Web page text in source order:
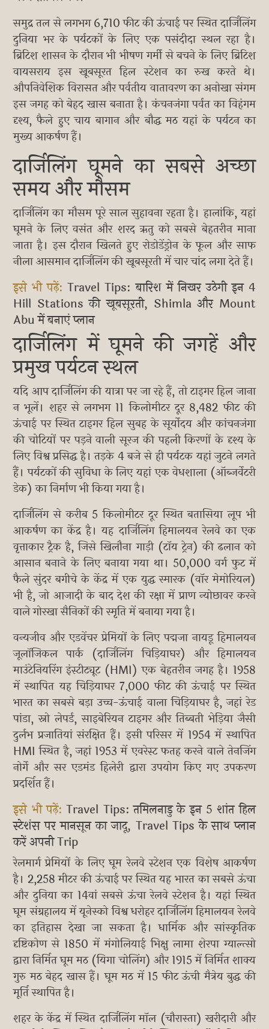
समुद्र तल से लगभग 6,710 फीट की ऊंचाई पर स्थित दार्जिलिंग
दुनिया भर के पर्यटकों के लिए एक पसंदीदा स्थल रहा है।
ब्रिटिश शासन के दौरान भी भीषण गर्मी से बचने के लिए ब्रिटिश
वायसराय इस खूबसूरत हिल स्टेशन का रुख करते थे।
औपनिवेशिक विरासत और पर्वतीय वातावरण का अनोखा संगम
इस जगह को बेहद खास बनाता है। कंचनजंगा पर्वत का विहंगम
दृश्य, फैले हुए चाय बागान और बौद्ध मठ यहां के पर्यटन का
मुख्य आकर्षण हैं।
दार्जिलिंग घूमने का सबसे अच्छा
समय और मौसम
दार्जिलिंग का मौसम पूरे साल सुहावना रहता है। हालांकि, यहां
घूमने के लिए वसंत और शरद ऋतु को सबसे बेहतरीन माना
जाता है। इस दौरान खिलते हुए रोडोडेंड्रोन के फूल और साफ
नीला आसमान दार्जिलिंग की खूबसूरती में चार चांद लगा देते हैं।
इसे भी पढ़ें:Travel Tips: बारिश में निखर उठेगी इन 4
Hill Stations की खूबसूरती, Shimla और Mount
Abu में बनाएं प्लान
दार्जिलिंग में घूमने की जगहें और
प्रमुख पर्यटन स्थल
यदि आप दार्जिलिंग की यात्रा पर जा रहे हैं, तो टाइगर हिल जाना
न भूलें। शहर से लगभग 11 किलोमीटर दूर 8,482 फीट की
ऊंचाई पर स्थित टाइगर हिल सुबह के सूर्योदय और कांचनजंगा
की चोटियों पर पड़ने वाली सूरज की पहली किरणों के दृश्य के
लिए विश्व प्रसिद्ध है। तड़के 4 बजे से ही पर्यटक यहां जुटने लगते
हैं। पर्यटकों की सुविधा के लिए यहां एक वेधशाला (ऑब्जर्वेटरी
डेक) का निर्माण भी किया गया है।
दार्जिलिंग से करीब 5 किलोमीटर दूर स्थित बतासिया लूप भी
आकर्षण का केंद्र है। यह दार्जिलिंग हिमालयन रेलवे का एक
वृत्ताकार ट्रैक है, जिसे खिलौना गाड़ी (टॉय ट्रेन) की ढलान को
आसान बनाने के लिए बनाया गया था। 50,000 वर्ग फुट में
फैले सुंदर बगीचे के केंद्र में एक युद्ध स्मारक (वॉर मेमोरियल)
भी है, जो आजादी के बाद देश की रक्षा में प्राण न्योछावर करने
वाले गोरखा सैनिकों की स्मृति में बनाया गया है।
वन्यजीव और एडवेंचर प्रेमियों के लिए पद्मजा नायडू हिमालयन
जूलॉजिकल पार्क (दार्जिलिंग चिड़ियाघर) और हिमालयन
माउंटेनियरिंग इंस्टीट्यूट (HMI) एक बेहतरीन जगह है। 1958
में स्थापित यह चिड़ियाघर 7,000 फीट की ऊंचाई पर स्थित
भारत का सबसे बड़ा उच्च-ऊंचाई वाला चिड़ियाघर है, जहां रेड
पांडा, स्नो लेपर्ड, साइबेरियन टाइगर और तिब्बती भेड़िया जैसी
दुर्लभ प्रजातियां संरक्षित हैं। इसी परिसर में 1954 में स्थापित
HMI स्थित है, जहां 1953 में एवरेस्ट फतह करने वाले तेनजिंग
नोर्गे और सर एडमंड हिलेरी द्वारा उपयोग किए गए उपकरण
प्रदर्शित हैं।
इसे भी पढ़ें:Travel Tips: तमिलनाडु के इन 5 शांत हिल
स्टेशंस पर मानसून का जादू, Travel Tips के साथ प्लान
करें अपनी Trip
रेलमार्ग प्रेमियों के लिए घूम रेलवे स्टेशन एक विशेष आकर्षण
है। 2,258 मीटर की ऊंचाई पर स्थित यह भारत का सबसे ऊंचा
और दुनिया का 14वां सबसे ऊंचा रेलवे स्टेशन है। यहां स्थित
घूम संग्रहालय में यूनेस्को विश्व धरोहर दार्जिलिंग हिमालयन रेलवे
का इतिहास देखा जा सकता है। धार्मिक और सांस्कृतिक
दृष्टिकोण से 1850 में मंगोलियाई भिक्षु लामा शेरपा ग्याल्त्सो
द्वारा निर्मित घूम मठ (यिगा चोलिंग) और 1915 में निर्मित शाक्य
गुरु मठ बेहद खास हैं। घूम मठ में 15 फीट ऊंची मैत्रेय बुद्ध की
मूर्ति स्थापित है।
शहर के केंद्र में स्थित दार्जिलिंग मॉल (चौरास्ता) खरीदारी और